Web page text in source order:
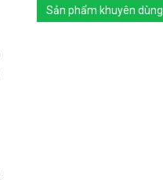
Sản phẩm khuyên dùng